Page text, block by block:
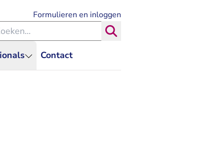
Contact
Formulieren en inloggen
binnen de Rechtspraak